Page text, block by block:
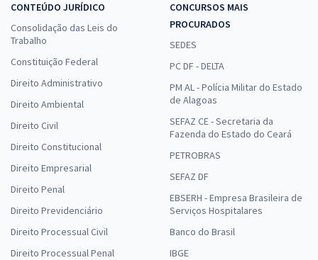
CONTEÚDO JURÍDICO
Consolidação das Leis do
Trabalho
Constituição Federal
Direito Administrativo
Direito Ambiental
Direito Civil
Direito Constitucional
Direito Empresarial
Direito Penal
Direito Previdenciário
Direito Processual Civil
Direito Processual Penal
CONCURSOS MAIS
PROCURADOS
SEDES
PC DF - DELTA
PM AL - Polícia Militar do Estado
de Alagoas
SEFAZ CE - Secretaria da
Fazenda do Estado do Ceará
PETROBRAS
SEFAZ DF
EBSERH - Empresa Brasileira de
Serviços Hospitalares
Banco do Brasil
IBGE